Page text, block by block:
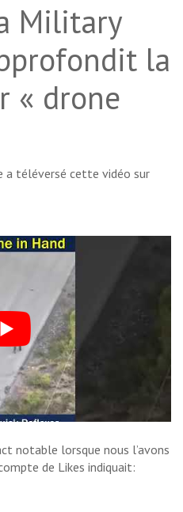
Military
la
« drone
a téléversé cette vidéo sur
notable lorsque nous l’avons
de Likes indiquait: